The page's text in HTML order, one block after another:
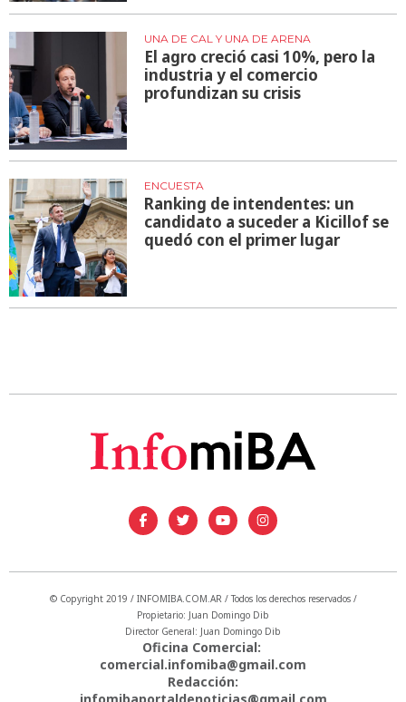
UNA DE CAL Y UNA DE ARENA
El agro creció casi 10%, pero la
industria y el comercio
profundizan su crisis
ENCUESTA
Ranking de intendentes: un
candidato a suceder a Kicillof se
quedó con el primer lugar
© Copyright 2019 / INFOMIBA.COM.AR / Todos los derechos reservados /
Propietario: Juan Domingo Dib
Director General: Juan Domingo Dib
Oficina Comercial:
comercial.infomiba@gmail.com
Redacción: